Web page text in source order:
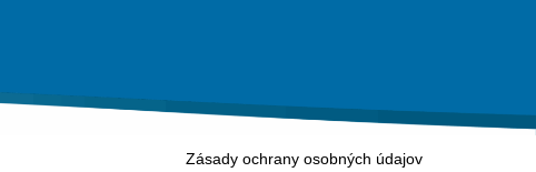
Zásady ochrany osobných údajov